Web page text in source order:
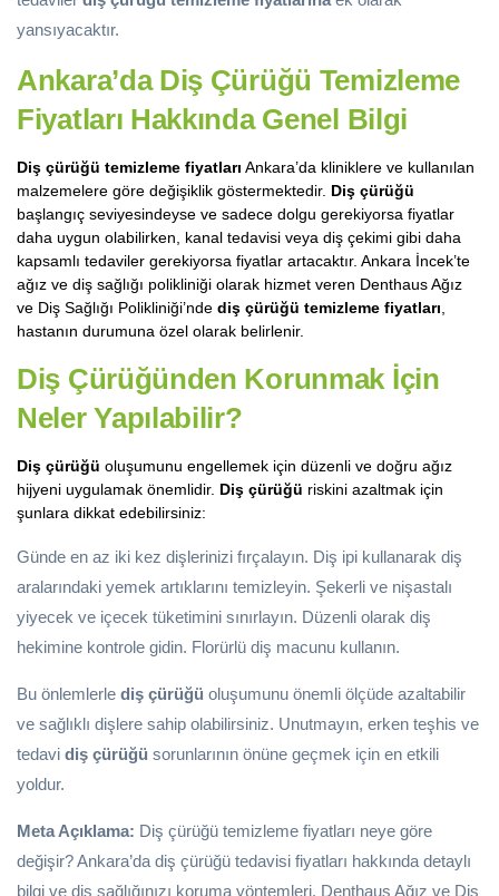
yansıyacaktır.
Ankara’da Diş Çürüğü Temizleme
Fiyatları Hakkında Genel Bilgi
Diş çürüğü temizleme fiyatları Ankara’da kliniklere ve kullanılan
malzemelere göre değişiklik göstermektedir. Diş çürüğü
başlangıç seviyesindeyse ve sadece dolgu gerekiyorsa fiyatlar
daha uygun olabilirken, kanal tedavisi veya diş çekimi gibi daha
kapsamlı tedaviler gerekiyorsa fiyatlar artacaktır. Ankara İncek’te
ağız ve diş sağlığı polikliniği olarak hizmet veren Denthaus Ağız
ve Diş Sağlığı Polikliniği’nde diş çürüğü temizleme fiyatları
hastanın durumuna özel olarak belirlenir.
Diş Çürüğünden Korunmak İçin
Neler Yapılabilir?
Diş çürüğü oluşumunu engellemek için düzenli ve doğru ağız
hijyeni uygulamak önemlidir. Diş çürüğü riskini azaltmak için
şunlara dikkat edebilirsiniz:
Günde en az iki kez dişlerinizi fırçalayın. Diş ipi kullanarak diş
aralarındaki yemek artıklarını temizleyin. Şekerli ve nişastalı
yiyecek ve içecek tüketimini sınırlayın. Düzenli olarak diş
hekimine kontrole gidin. Florürlü diş macunu kullanın.
Bu önlemlerle diş çürüğü oluşumunu önemli ölçüde azaltabilir
ve sağlıklı dişlere sahip olabilirsiniz. Unutmayın, erken teşhis ve
tedavi diş çürüğü sorunlarının önüne geçmek için en etkili
yoldur.
Meta Açıklama: Diş çürüğü temizleme fiyatları neye göre
değişir? Ankara’da diş çürüğü tedavisi fiyatları hakkında detaylı
bilgi ve diş sağlığınızı koruma yöntemleri. Denthaus Ağız ve Diş